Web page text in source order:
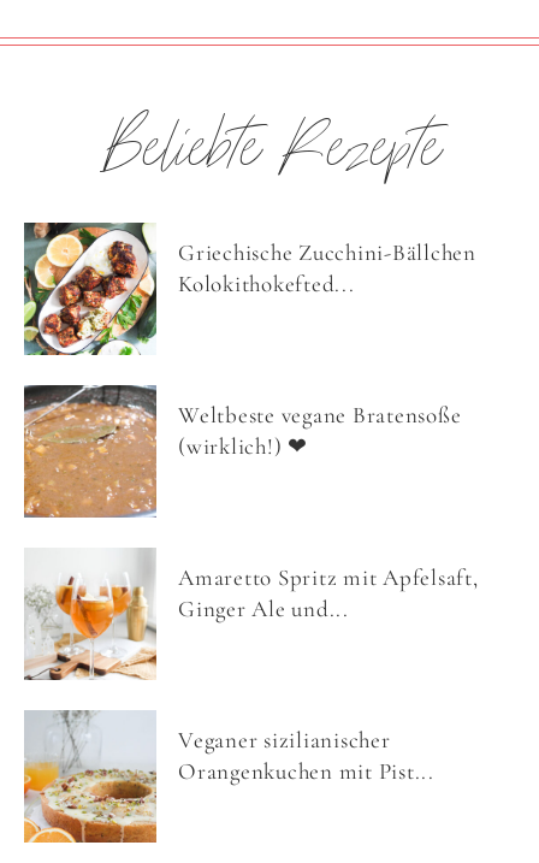
Beliebte Rezepte
Griechische Zucchini-Bällchen
Kolokithokefted...
Weltbeste vegane Bratensoße
(wirklich!) ❤
Amaretto Spritz mit Apfelsaft,
Ginger Ale und...
Veganer sizilianischer
Orangenkuchen mit Pist...